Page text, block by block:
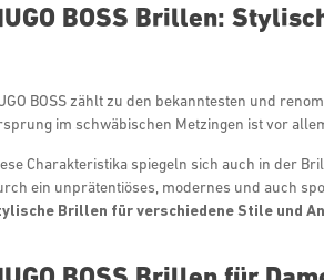
BOSS Brillen:
BOSS zählt zu den bekanntesten und
im schwäbischen Metzingen ist vor
Charakteristika spiegeln sich auch in der
ein unprätentiöses, modernes und auch
Brillen für verschiedene Stile und